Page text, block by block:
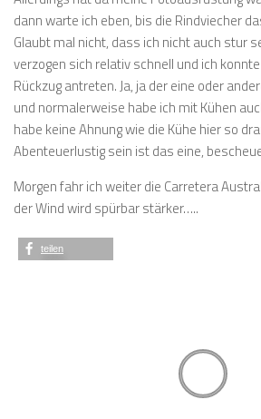
dann warte ich eben, bis die Rindviecher
Glaubt mal nicht, dass ich nicht auch stur
verzogen sich relativ schnell und ich
Rückzug antreten. Ja, ja der eine oder
und normalerweise habe ich mit Kühen
habe keine Ahnung wie die Kühe hier so
Abenteuerlustig sein ist das eine,
Morgen fahr ich weiter die Carretera
der Wind wird spürbar stärker…..
teilen